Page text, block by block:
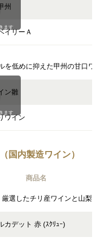
州
リーＡ
ます
を低めに抑えた甲州の甘口ワ
ン雛
ワイン
ます
国内製造ワイン）
商品名
厳選したチリ産ワインと山梨
カデット 赤 (ｽｸﾘｭｰ)